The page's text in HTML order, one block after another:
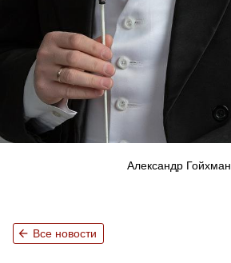
Александр Гойхман
arrow_back Все новости